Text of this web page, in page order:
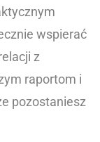
wspierać
z
raportom i
pozostaniesz